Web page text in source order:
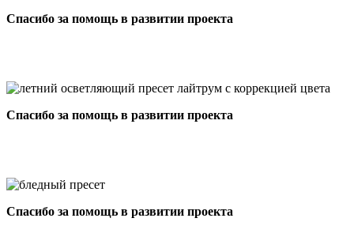
Спасибо за помощь в развитии проекта
Спасибо за помощь в развитии проекта
Спасибо за помощь в развитии проекта